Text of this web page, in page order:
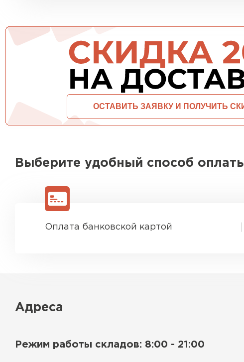
ОСТАВИТЬ
Выберите удобный способ
Оплата банковской картой
Адреса
Режим работы складов: 8:00 - 21:00